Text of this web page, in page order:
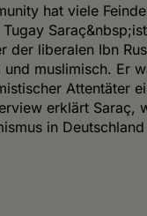
hat viele
Saraç&nbsp;ist
der liberalen Ibn
muslimisch. Er
Attentäter
erklärt Saraç,
in